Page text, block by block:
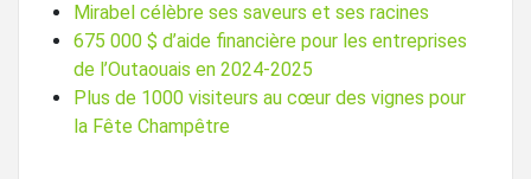
Mirabel célèbre ses saveurs et ses racines
675 000 $ d’aide financière pour les entreprises
de l’Outaouais en 2024-2025
Plus de 1000 visiteurs au cœur des vignes pour
la Fête Champêtre